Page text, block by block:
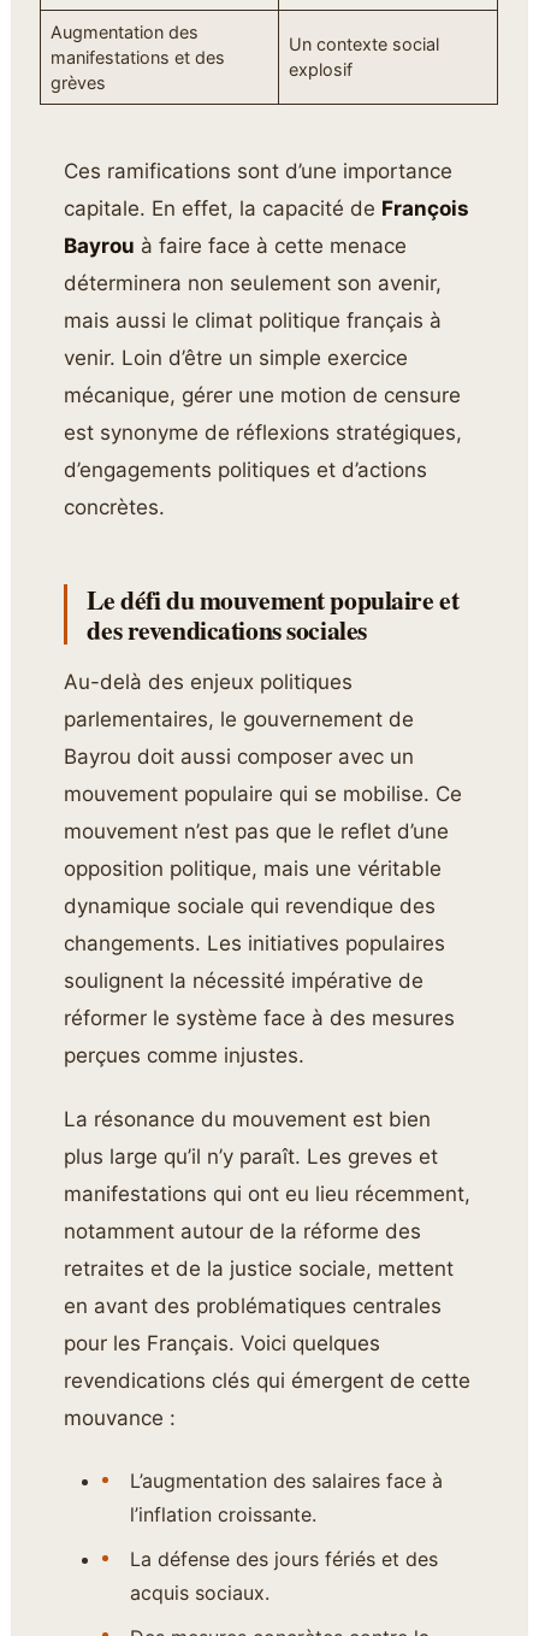
Augmentation des
manifestations et des
grèves
Un contexte social
explosif
Ces ramifications sont d’une importance
capitale. En effet, la capacité de François
Bayrou à faire face à cette menace
déterminera non seulement son avenir,
mais aussi le climat politique français à
venir. Loin d’être un simple exercice
mécanique, gérer une motion de censure
est synonyme de réflexions stratégiques,
d’engagements politiques et d’actions
concrètes.
Le défi du mouvement populaire et
des revendications sociales
Au-delà des enjeux politiques
parlementaires, le gouvernement de
Bayrou doit aussi composer avec un
mouvement populaire qui se mobilise. Ce
mouvement n’est pas que le reflet d’une
opposition politique, mais une véritable
dynamique sociale qui revendique des
changements. Les initiatives populaires
soulignent la nécessité impérative de
réformer le système face à des mesures
perçues comme injustes.
La résonance du mouvement est bien
plus large qu’il n’y paraît. Les greves et
manifestations qui ont eu lieu récemment,
notamment autour de la réforme des
retraites et de la justice sociale, mettent
en avant des problématiques centrales
pour les Français. Voici quelques
revendications clés qui émergent de cette
mouvance :
L’augmentation des salaires face à
l’inflation croissante.
La défense des jours fériés et des
acquis sociaux.